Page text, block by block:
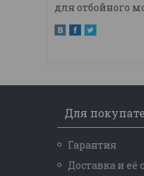
для отбойного
Для
Гарантия
Доставка и её